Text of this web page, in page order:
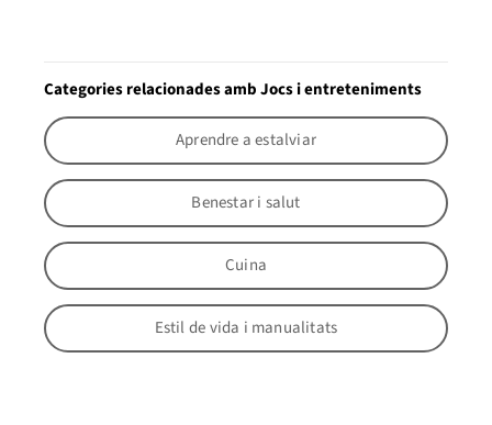
Categories relacionades amb Jocs i entreteniments
Aprendre a estalviar
Benestar i salut
Cuina
Estil de vida i manualitats